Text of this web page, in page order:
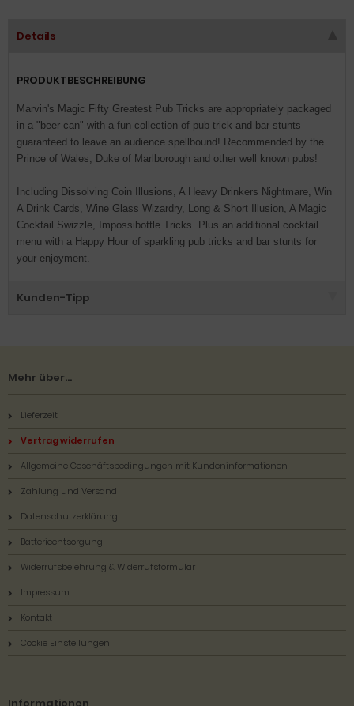
Details
PRODUKTBESCHREIBUNG
Marvin's Magic Fifty Greatest Pub Tricks are appropriately packaged
in a "beer can" with a fun collection of pub trick and bar stunts
guaranteed to leave an audience spellbound! Recommended by the
Prince of Wales, Duke of Marlborough and other well known pubs!
Including Dissolving Coin Illusions, A Heavy Drinkers Nightmare, Win
A Drink Cards, Wine Glass Wizardry, Long & Short Illusion, A Magic
Cocktail Swizzle, Impossibottle Tricks. Plus an additional cocktail
menu with a Happy Hour of sparkling pub tricks and bar stunts for
your enjoyment.
Kunden-Tipp
Mehr über...
Lieferzeit
Vertrag widerrufen
Allgemeine Geschäftsbedingungen mit Kundeninformationen
Zahlung und Versand
Datenschutzerklärung
Batterieentsorgung
Widerrufsbelehrung & Widerrufsformular
Impressum
Kontakt
Cookie Einstellungen